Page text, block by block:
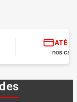
ATÉ
nos